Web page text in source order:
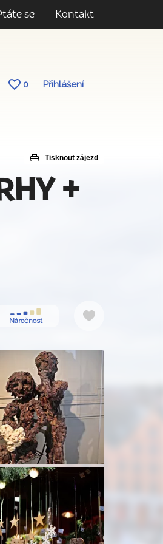
se Kontakt
0 Přihlášení
Tisknout zájezd
+
Náročnost
Do